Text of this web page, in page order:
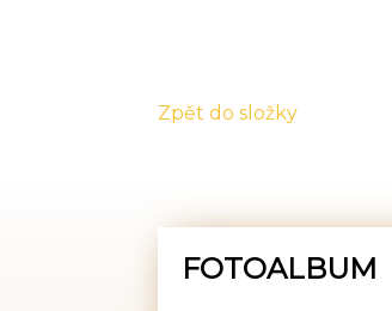
Zpět do složky
FOTOALBUM